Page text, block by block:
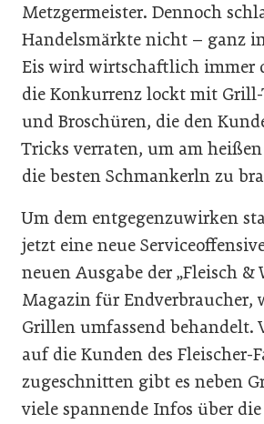
Metzgermeister. Dennoch
Handelsmärkte nicht – ganz
Eis wird wirtschaftlich immer
die Konkurrenz lockt mit
und Broschüren, die den
Tricks verraten, um am
die besten Schmankerln zu
Um dem entgegenzuwirken
jetzt eine neue
neuen Ausgabe der „Fleisch &
Magazin für Endverbraucher,
Grillen umfassend behandelt.
auf die Kunden des Fleischer-
zugeschnitten gibt es neben
viele spannende Infos über